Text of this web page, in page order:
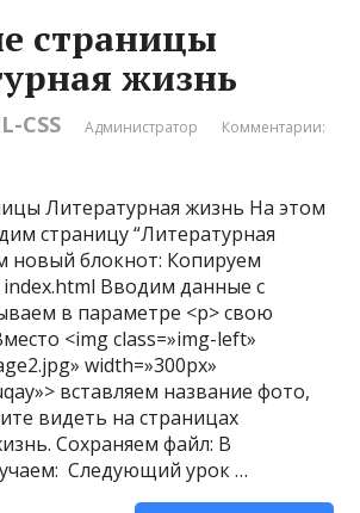
страницы
жизнь
CSS Администратор
Комментарии:
Литературная жизнь На этом
страницу “Литературная
новый блокнот: Копируем
Вводим данные с
в параметре <p> свою
<img class=»img-left»
width=»300px»
вставляем название фото,
видеть на страницах
Сохраняем файл: В
Следующий урок …